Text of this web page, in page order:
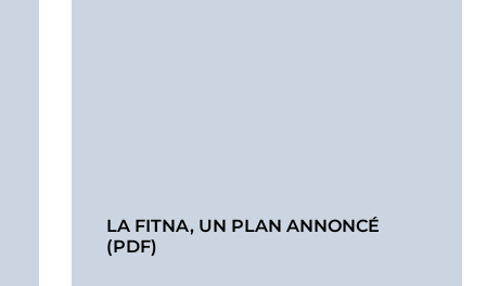
LA FITNA, UN PLAN ANNONCÉ
(PDF)